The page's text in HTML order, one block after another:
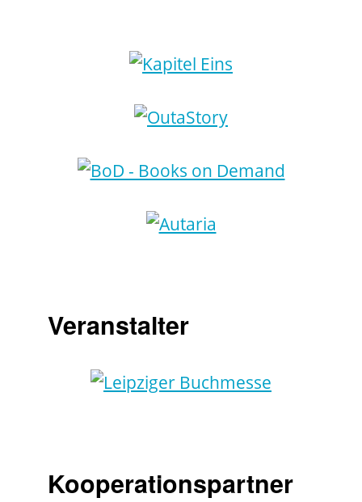
Veranstalter
Kooperationspartner